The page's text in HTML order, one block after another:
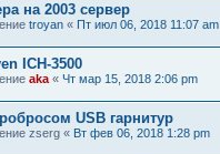
на 2003 сервер
troyan « Пт июл 06, 2018 11:07 am
ICH-3500
aka « Чт мар 15, 2018 2:06 pm
USB гарнитур
zserg « Вт фев 06, 2018 1:28 pm